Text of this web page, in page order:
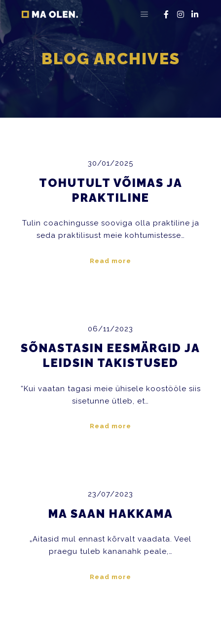
BLOG ARCHIVES
30/01/2025
TOHUTULT VÕIMAS JA
PRAKTILINE
Tulin coachingusse sooviga olla praktiline ja
seda praktilisust meie kohtumistesse…
Read more
06/11/2023
SÕNASTASIN EESMÄRGID JA
LEIDSIN TAKISTUSED
“Kui vaatan tagasi meie ühisele koostööle siis
sisetunne ütleb, et…
Read more
23/07/2023
MA SAAN HAKKAMA
„Aitasid mul ennast kõrvalt vaadata. Veel
praegu tuleb kananahk peale,…
Read more